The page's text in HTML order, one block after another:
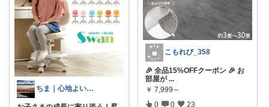
ちま｜心地よい日常のアイテム🍁
こもれび_358
🎉 全品15%OFFクーポン 🎉 お
部屋が ...
￥ 7,999～
0 0 23